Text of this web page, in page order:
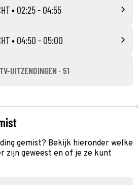
• 02:25 - 04:55
• 04:50 - 05:00
UITZENDINGEN · 51
gemist? Bekijk hieronder welke
zijn geweest en of je ze kunt